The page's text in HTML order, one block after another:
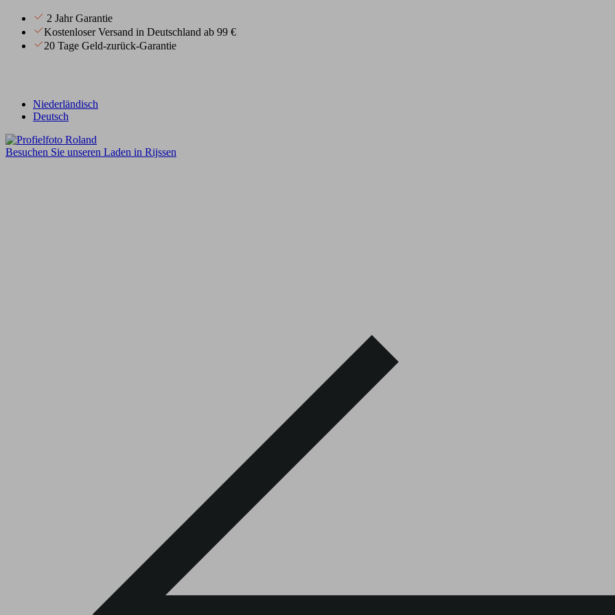
2 Jahr Garantie
Kostenloser Versand in Deutschland ab 99 €
20 Tage Geld-zurück-Garantie
Niederländisch
Deutsch
Besuchen Sie unseren Laden in Rijssen